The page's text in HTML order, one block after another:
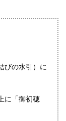
びの水引）に
に「御初穂